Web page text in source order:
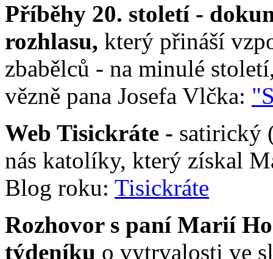
Příběhy 20. století -
rozhlasu, který přináší
zbabělců - na minulé
vězně pana Josefa Vlčka:
Web Tisickráte - satirický
nás katolíky, který získal
Blog roku: Tisickráte
Rozhovor s paní Marií
týdeníku o vytrvalosti ve